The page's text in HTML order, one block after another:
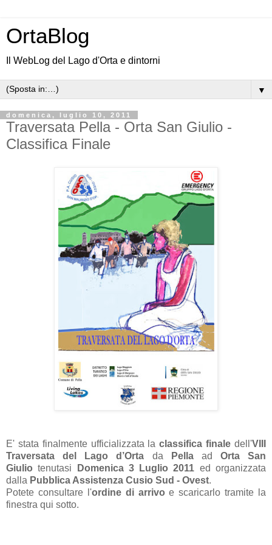
OrtaBlog
Il WebLog del Lago d'Orta e dintorni
▼
domenica, luglio 10, 2011
Traversata Pella - Orta San Giulio -
Classifica Finale
E' stata finalmente ufficializzata laclassifica finaledell'VIII
Traversata del Lago d’Orta da Pellaad Orta San
Giulio tenutasi Domenica 3 Luglio 2011 ed organizzata
dalla Pubblica Assistenza Cusio Sud - Ovest.
Potete consultare l'ordine di arrivo e scaricarlo tramite la
finestra qui sotto.